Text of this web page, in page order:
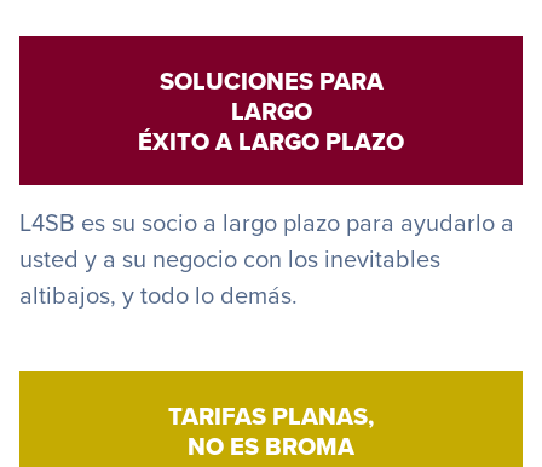
SOLUCIONES PARA
LARGO
ÉXITO A LARGO PLAZO
L4SB es su socio a largo plazo para ayudarlo a
usted y a su negocio con los inevitables
altibajos, y todo lo demás.
TARIFAS PLANAS,
NO ES BROMA